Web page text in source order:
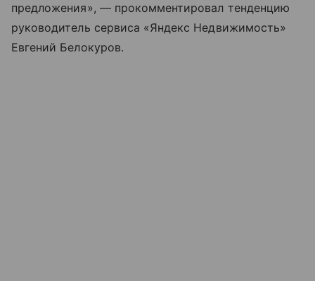
предложения», — прокомментировал тенденцию
руководитель сервиса «Яндекс Недвижимость»
Евгений Белокуров.